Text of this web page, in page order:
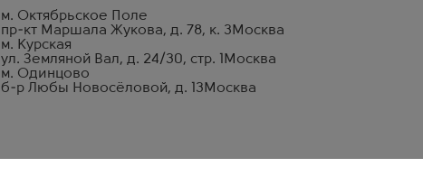
м. Октябрьское Поле
пр-кт Маршала Жукова, д. 78, к. 3 Москва
м. Курская
ул. Земляной Вал, д. 24/30, стр. 1
Москва
м. Одинцово
б-р Любы Новосёловой, д. 13 Москва